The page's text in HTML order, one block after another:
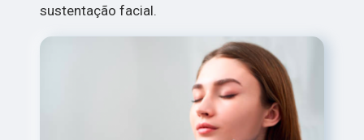
sustentação facial.